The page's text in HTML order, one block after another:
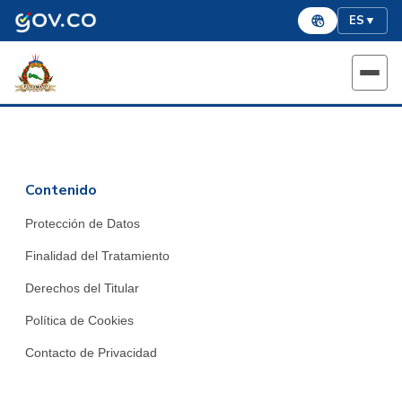
ES▼
Contenido
Protección de Datos
Finalidad del Tratamiento
Derechos del Titular
Política de Cookies
Contacto de Privacidad